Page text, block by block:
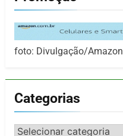
foto: Divulgação/Amazon
Categorias
Categorias